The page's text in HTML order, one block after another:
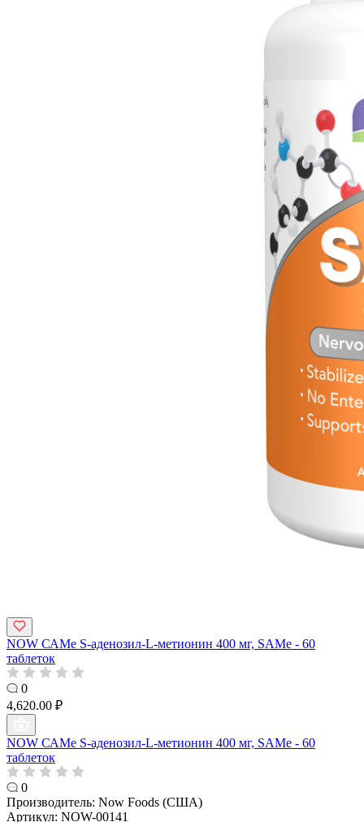
NOW САМе S-аденозил-L-метионин 400 мг, SAMe - 60
таблеток
0
4,620.00 ₽
NOW САМе S-аденозил-L-метионин 400 мг, SAMe - 60
таблеток
0
Производитель: Now Foods (США)
Артикул: NOW-00141